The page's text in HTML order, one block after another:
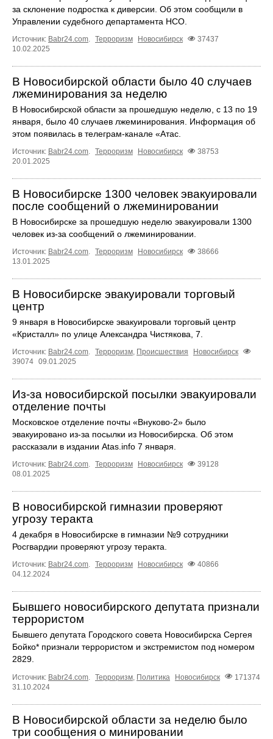
за склонение подростка к диверсии. Об этом сообщили в
Управлении судебного департамента НСО.
Источник: Babr24.com. Терроризм Новосибирск
37437
10.02.2025
В Новосибирской области было 40 случаев
лжеминирования за неделю
В Новосибирской области за прошедшую неделю, с 13 по 19
января, было 40 случаев лжеминирования. Информация об
этом появилась в телеграм-канале «Атас.
Источник: Babr24.com. Терроризм Новосибирск
38753
20.01.2025
В Новосибирске 1300 человек эвакуировали
после сообщений о лжеминировании
В Новосибирске за прошедшую неделю эвакуировали 1300
человек из-за сообщений о лжеминировании.
Источник: Babr24.com. Терроризм Новосибирск
38666
13.01.2025
В Новосибирске эвакуировали торговый
центр
9 января в Новосибирске эвакуировали торговый центр
«Кристалл» по улице Александра Чистякова, 7.
Источник: Babr24.com. Терроризм, Происшествия
Новосибирск
39074 09.01.2025
Из-за новосибирской посылки эвакуировали
отделение почты
Московское отделение почты «Внуково-2» было
эвакуировано из-за посылки из Новосибирска. Об этом
рассказали в издании Atas.info 7 января.
Источник: Babr24.com. Терроризм Новосибирск
39128
08.01.2025
В новосибирской гимназии проверяют
угрозу теракта
4 декабря в Новосибирске в гимназии №9 сотрудники
Росгвардии проверяют угрозу теракта.
Источник: Babr24.com. Терроризм Новосибирск
40866
04.12.2024
Бывшего новосибирского депутата признали
террористом
Бывшего депутата Городского совета Новосибирска Сергея
Бойко* признали террористом и экстремистом под номером
2829.
Источник: Babr24.com Терроризм Политика Новосибирск
171374
31.10.2024
В Новосибирской области за неделю было
три сообщения о минировании